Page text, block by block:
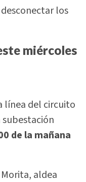
los
miércoles
línea del circuito
de la mañana
aldea